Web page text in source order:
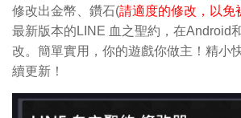
修改出金幣、鑽石(請適度的修改，以免
最新版本的LINE 血之聖約，在Android
改。簡單實用，你的遊戲你做主！精小
續更新！